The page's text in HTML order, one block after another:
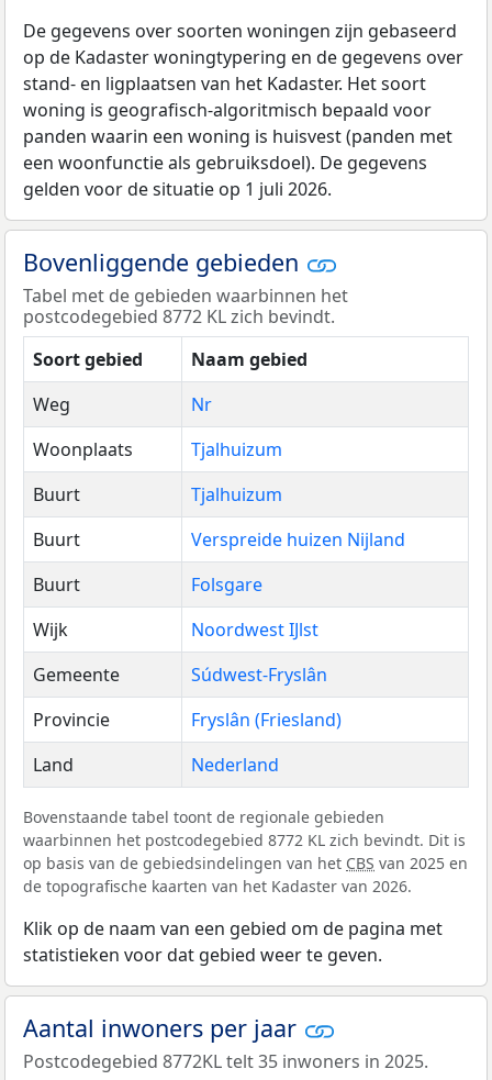
De gegevens over soorten woningen zijn gebaseerd
op de Kadaster woningtypering en de gegevens over
stand- en ligplaatsen van het Kadaster. Het soort
woning is geografisch-algoritmisch bepaald voor
panden waarin een woning is huisvest (panden met
een woonfunctie als gebruiksdoel). De gegevens
gelden voor de situatie op 1 juli 2026.
Bovenliggende gebieden
Tabel met de gebieden waarbinnen het
postcodegebied 8772 KL zich bevindt.
Soort gebied
Naam gebied
Weg
Nr
Woonplaats
Tjalhuizum
Buurt
Tjalhuizum
Buurt
Verspreide huizen Nijland
Buurt
Folsgare
Wijk
Noordwest IJlst
Gemeente
Súdwest-Fryslân
Provincie
Fryslân (Friesland)
Land
Nederland
Bovenstaande tabel toont de regionale gebieden
waarbinnen het postcodegebied 8772 KL zich bevindt. Dit is
op basis van de gebiedsindelingen van het CBS van 2025 en
de topografische kaarten van het Kadaster van 2026.
Klik op de naam van een gebied om de pagina met
statistieken voor dat gebied weer te geven.
Aantal inwoners per jaar
Postcodegebied 8772KL telt 35 inwoners in 2025.